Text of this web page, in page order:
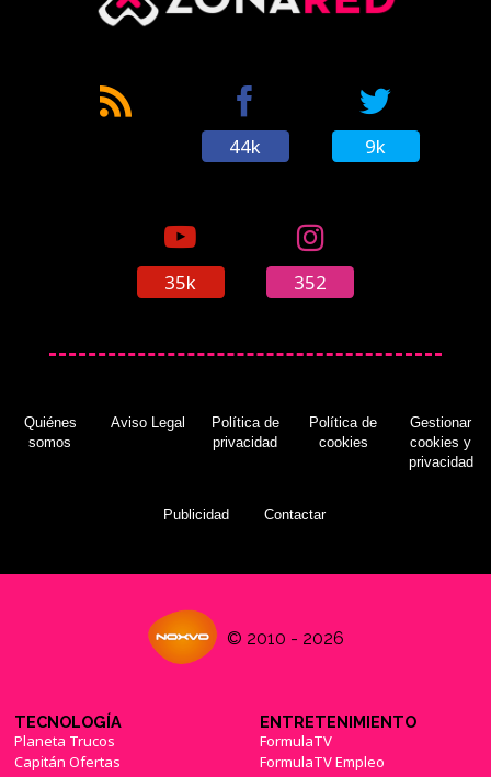
44k 9k
35k 352
Quiénes
somos
Aviso Legal
Política de
privacidad
Política de
cookies
Gestionar
cookies y
privacidad
Publicidad Contactar
© 2010 - 2026
TECNOLOGÍA
Planeta Trucos
Capitán Ofertas
ENTRETENIMIENTO
FormulaTV
FormulaTV Empleo